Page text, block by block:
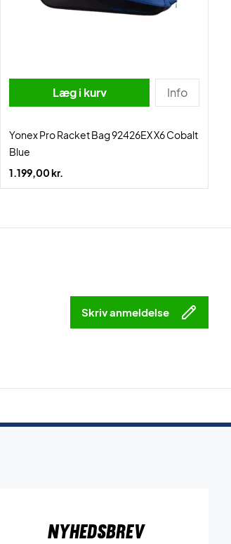
Læg i kurv Info
Yonex Pro Racket Bag 92426EX X6 Cobalt
Blue
1.199,00 kr.
Skriv anmeldelse
Nyhedsbrev